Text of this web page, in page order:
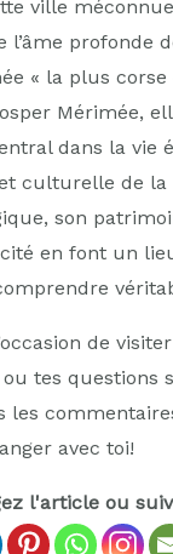
ville
l’âme profonde
« la plus corse
Mérimée,
dans la vie
culturelle de la
son
en font un
de
tes questions
les
avec toi!
l'article ou